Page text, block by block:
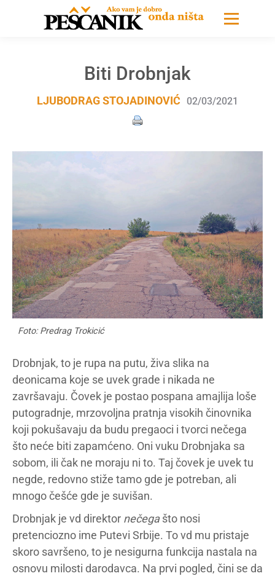
Biti Drobnjak
LJUBODRAG STOJADINOVIĆ 02/03/2021
Foto: Predrag Trokicić
Drobnjak, to je rupa na putu, živa slika na
deonicama koje se uvek grade i nikada ne
završavaju. Čovek je postao pospana amajlija loše
putogradnje, mrzovoljna pratnja visokih činovnika
koji pokušavaju da budu pregaoci i tvorci nečega
što neće biti zapamćeno. Oni vuku Drobnjaka sa
sobom, ili čak ne moraju ni to. Taj čovek je uvek tu
negde, redovno stiže tamo gde je potreban, ali
mnogo češće gde je suvišan.
Drobnjak je vd direktor nečegašto nosi
pretenciozno ime Putevi Srbije. To vd mu pristaje
skoro savršeno, to je nesigurna funkcija nastala na
osnovu milosti darodavca. Na prvi pogled, čini se da